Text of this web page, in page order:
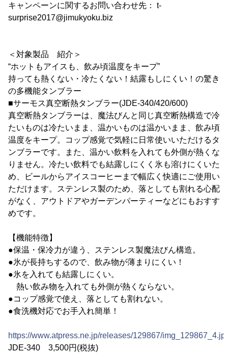
キャンペーンに関するお問い合わせ先： t-
surprise2017@jimukyoku.biz
＜対象製品 紹介＞
“ホットもアイスも、飲み頃温度をキープ”
持っても熱くない・冷たくない！結露もしにくい！の驚き
の多機能タンブラー
■サーモス真空断熱タンブラー(JDE-340/420/600)
真空断熱タンブラーは、魔法びんと同じ真空断熱構造で冷
たいものは冷たいまま、温かいものは温かいまま、飲み頃
温度をキープ。コップ感覚で気軽に日常使いいただけるタ
ンブラーです。また、温かい飲料を入れても外側が熱くな
りません。冷たい飲料でも結露しにくく氷も溶けにくいた
め、ビールからアイスコーヒーまで幅広く快適にご使用い
ただけます。ステンレス製のため、落としても割れる心配
がなく、アウトドアやガーデンパーティーなどにもおすす
めです。
【機能特徴】
●保温・保冷力が違う、ステンレス製魔法びん構造。
●氷が長持ちするので、飲み物が薄まりにくい！
●氷を入れても結露しにくい。
熱い飲み物を入れても外側が熱くならない。
●コップ感覚で使え、落としても割れない。
●食洗機対応でお手入れ簡単！
https://www.atpress.ne.jp/releases/129867/
JDE-340 3,500円(税抜)